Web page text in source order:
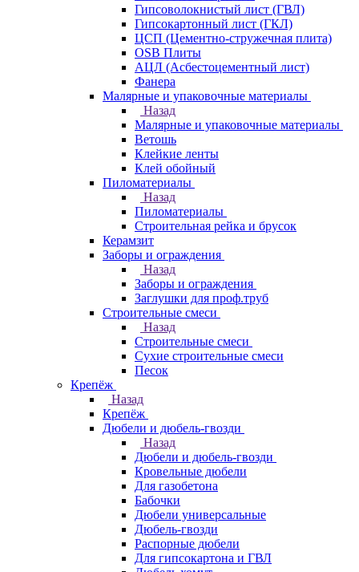
Гипсоволокнистый лист (ГВЛ)
Гипсокартонный лист (ГКЛ)
ЦСП (Цементно-стружечная плита)
OSB Плиты
АЦЛ (Асбестоцементный лист)
Фанера
Малярные и упаковочные материалы
Назад
Малярные и упаковочные материалы
Ветошь
Клейкие ленты
Клей обойный
Пиломатериалы
Назад
Пиломатериалы
Строительная рейка и брусок
Керамзит
Заборы и ограждения
Назад
Заборы и ограждения
Заглушки для проф.труб
Строительные смеси
Назад
Строительные смеси
Сухие строительные смеси
Песок
Крепёж
Назад
Крепёж
Дюбели и дюбель-гвозди
Назад
Дюбели и дюбель-гвозди
Кровельные дюбели
Для газобетона
Бабочки
Дюбели универсальные
Дюбель-гвозди
Распорные дюбели
Для гипсокартона и ГВЛ